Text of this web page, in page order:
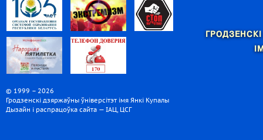
© 1999 – 2026
Гродзенскі дзяржаўны ўніверсітэт імя Янкі Купалы
Дызайн і распрацоўка сайта — ІАЦ, ЦСГ